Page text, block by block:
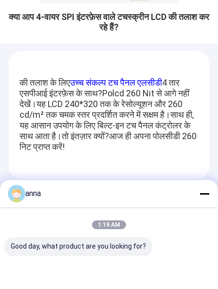
क्या आप 4-वायर SPI इंटरफ़ेस वाले टचस्क्रीन LCD की तलाश कर
रहे हैं?
की तलाश के लिएउच्च संकल्प टच पैनल एलसीडी4 तार
एसपीआई इंटरफ़ेस के साथ?Polcd 260 Nit से आगे नहीं
देखें।यह LCD 240*320 तक के रेसोल्यूशन और 260
cd/m² तक चमक स्तर प्रदर्शित करने में सक्षम है।साथ ही,
यह आसान उपयोग के लिए बिल्ट-इन टच पैनल कंट्रोलर के
साथ आता है।तो इंतज़ार क्यों?आज ही अपना पोलसीडी 260
निट प्राप्त करें!
Recommended Products
anna
1:19 AM
Good day, what product are you looking for?